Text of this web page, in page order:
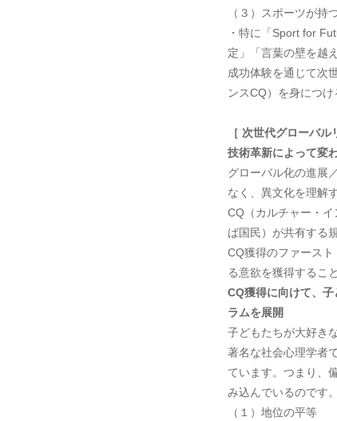
（３）スポーツが持
・特に「Sport for
定」「言葉の壁を越
成功体験を通じて次
ンスCQ）を身につけ
［ 次世代グローバ
技術革新によって変
グローバル化の進展
なく、異文化を理解
CQ（カルチャー・
ば国民）が共有する
CQ獲得のファース
る意欲を獲得するこ
CQ獲得に向けて、
ラムを展開
子どもたちが大好き
著名な社会心理学者
ています。つまり、
み込んでいるのです。
（１）地位の平等